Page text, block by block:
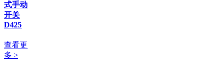
式手动
开关
D425
查看更
多 >